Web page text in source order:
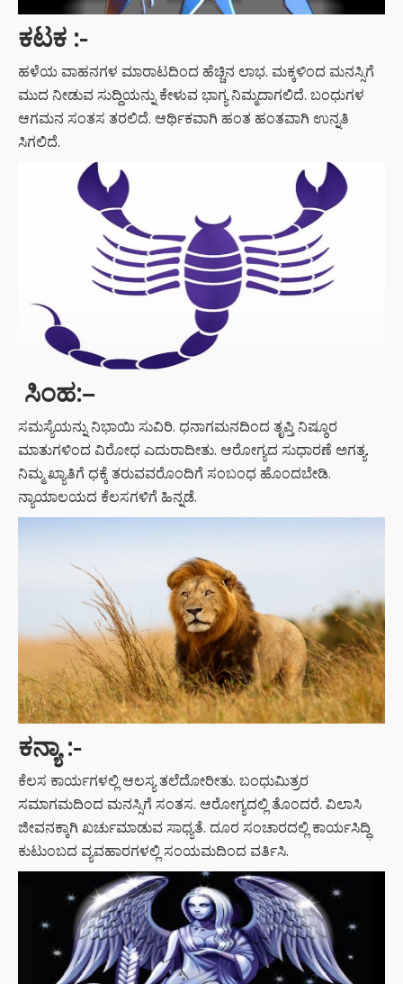
ಕಟಕ :-
ಹಳೆಯ ವಾಹನಗಳ ಮಾರಾಟದಿಂದ ಹೆಚ್ಚಿನ ಲಾಭ. ಮಕ್ಕಳಿಂದ ಮನಸ್ಸಿಗೆ
ಮುದ ನೀಡುವ ಸುದ್ದಿಯನ್ನು ಕೇಳುವ ಭಾಗ್ಯ ನಿಮ್ಮದಾಗಲಿದೆ. ಬಂಧುಗಳ
ಆಗಮನ ಸಂತಸ ತರಲಿದೆ. ಆರ್ಥಿಕವಾಗಿ ಹಂತ ಹಂತವಾಗಿ ಉನ್ನತಿ
ಸಿಗಲಿದೆ.
ಸಿಂಹ:–
ಸಮಸ್ಯೆಯನ್ನು ನಿಭಾಯಿ ಸುವಿರಿ. ಧನಾಗಮನದಿಂದ ತೃಪ್ತಿ ನಿಷ್ಠೂರ
ಮಾತುಗಳಿಂದ ವಿರೋಧ ಎದುರಾದೀತು. ಆರೋಗ್ಯದ ಸುಧಾರಣೆ ಅಗತ್ಯ.
ನಿಮ್ಮ ಖ್ಯಾತಿಗೆ ಧಕ್ಕೆ ತರುವವರೊಂದಿಗೆ ಸಂಬಂಧ ಹೊಂದಬೇಡಿ.
ನ್ಯಾಯಾಲಯದ ಕೆಲಸಗಳಿಗೆ ಹಿನ್ನಡೆ.
ಕನ್ಯಾ :-
ಕೆಲಸ ಕಾರ್ಯಗಳಲ್ಲಿ ಆಲಸ್ಯ ತಲೆದೋರೀತು. ಬಂಧುಮಿತ್ರರ
ಸಮಾಗಮದಿಂದ ಮನಸ್ಸಿಗೆ ಸಂತಸ. ಆರೋಗ್ಯದಲ್ಲಿ ತೊಂದರೆ. ವಿಲಾಸಿ
ಜೀವನಕ್ಕಾಗಿ ಖರ್ಚುಮಾಡುವ ಸಾಧ್ಯತೆ. ದೂರ ಸಂಚಾರದಲ್ಲಿ ಕಾರ್ಯಸಿದ್ಧಿ
ಕುಟುಂಬದ ವ್ಯವಹಾರಗಳಲ್ಲಿ ಸಂಯಮದಿಂದ ವರ್ತಿಸಿ.